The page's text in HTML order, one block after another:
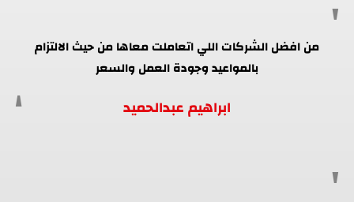
من افضل الشركات اللي اتعاملت معاها من حيث الالتزام
بالمواعيد وجودة العمل والسعر
ابراهيم عبدالحميد